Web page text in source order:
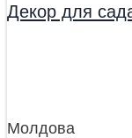
Декор для
Молдова